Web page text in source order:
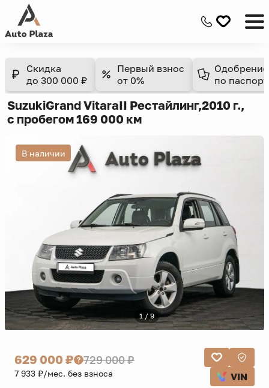
Скидка
до 300 000 ₽
Первый взнос
от 0%
Одобрение
по
SuzukiGrand VitaraII Рестайлинг,2010 г.,
с пробегом 169 000 км
В наличии
1 / 9
629 000 ₽ 729 000 ₽
7 933 ₽/мес. без взноса VIN